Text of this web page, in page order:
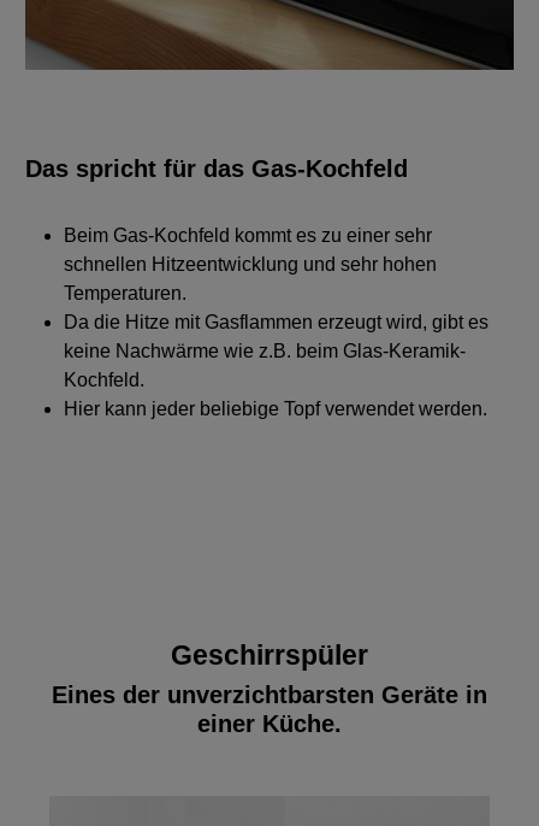
Das spricht für das Gas-Kochfeld
Beim Gas-Kochfeld kommt es zu einer sehr
schnellen Hitzeentwicklung und sehr hohen
Temperaturen.
Da die Hitze mit Gasflammen erzeugt wird, gibt es
keine Nachwärme wie z.B. beim Glas-Keramik-
Kochfeld.
Hier kann jeder beliebige Topf verwendet werden.
Geschirrspüler
Eines der unverzichtbarsten Geräte in
einer Küche.